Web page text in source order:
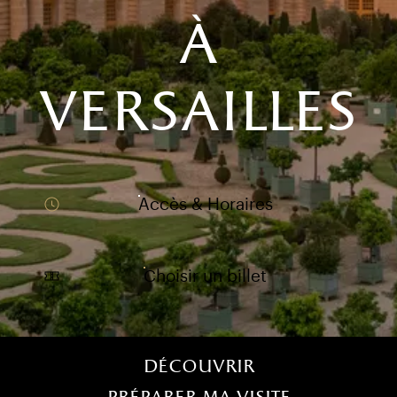
onglet)
nouvel onglet)
fenêtre modale)
de l'application (ouverture dans un nouvel onglet)
à
versailles
Accès & Horaires
Choisir un billet
Découvrir